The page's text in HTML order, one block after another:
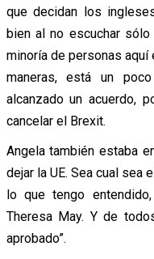
que decidan los
bien al no escuchar
minoría de personas aquí
maneras, está un
alcanzado un acuerdo,
cancelar el Brexit.
Angela también estaba
dejar la UE. Sea cual sea
lo que tengo
Theresa May. Y de
aprobado”.